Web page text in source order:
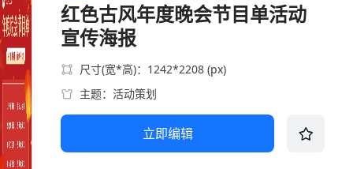
红色古风年度晚会节目单活动
宣传海报
尺寸(宽*高)：1242*2208 (px)
主题：活动策划
立即编辑